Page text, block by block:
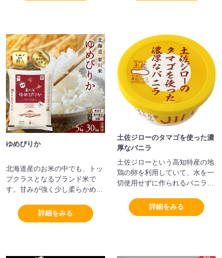
ゆめぴりか
北海道産のお米の中でも、トッ
プクラスとなるブランド米で
す。甘みが強く少し柔らかめで
詳細をみる
土佐ジローのタマゴを使った濃
厚なバニラ
土佐ジローという高知特産の地
鶏の卵を利用していて、水を一
切使用せずに作られるバニラア
スです。
詳細をみる